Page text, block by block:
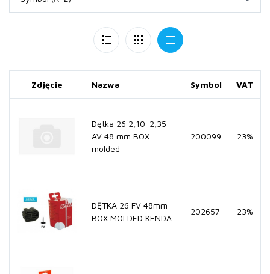
Zdjęcie Nazwa Symbol VAT
Dętka 26 2,10-2,35
AV 48 mm BOX
molded
200099 23%
DĘTKA 26 FV 48mm
BOX MOLDED KENDA
202657 23%